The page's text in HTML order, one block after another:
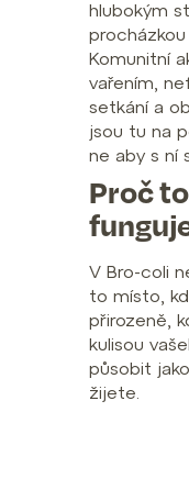
hlubokým
procházkou
Komunitní
vařením,
setkání a
jsou tu na
ne aby s ní
Proč
V Bro-coli
to místo,
přirozeně,
kulisou
působit
žijete.